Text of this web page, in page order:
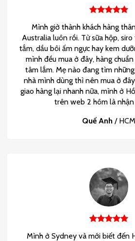
Mình giờ thành khách hàng
Australia luôn rồi. Từ sữa hộp, siro
tắm, dầu bôi ấm ngực hay kem
mình đều mua ở đây, hàng
tâm lắm. Mẹ nào đang tìm
nhà mình dùng thì nên mua ở
giao hàng lại nhanh nữa, mình ở
trên web 2 hôm là nhận
Quế Anh / HCM
Mình ở Sydney và mới biết đến